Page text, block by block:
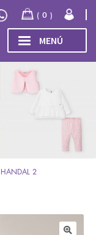
MENÚ
INICIO
TIENDA
menú
hijo
OTOÑO 2026
2
0